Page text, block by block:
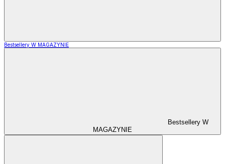
Bestsellery W MAGAZYNIE
Bestsellery W
MAGAZYNIE